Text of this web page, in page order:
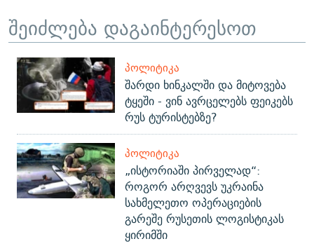
შეიძლება დაგაინტერესოთ
ᲞᲝᲚᲘᲢᲘᲙᲐ
შარდი ხინკალში და მიტოვება
ტყეში - ვინ ავრცელებს ფეიკებს
რუს ტურისტებზე?
ᲞᲝᲚᲘᲢᲘᲙᲐ
„ისტორიაში პირველად“:
როგორ არღვევს უკრაინა
სახმელეთო ოპერაციების
გარეშე რუსეთის ლოგისტიკას
ყირიმში